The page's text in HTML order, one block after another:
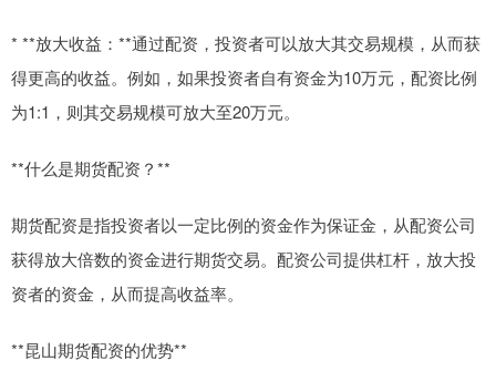
* **放大收益：**通过配资，投资者可以放大其交易规模，从而获
得更高的收益。例如，如果投资者自有资金为10万元，配资比例
为1:1，则其交易规模可放大至20万元。
**什么是期货配资？**
期货配资是指投资者以一定比例的资金作为保证金，从配资公司
获得放大倍数的资金进行期货交易。配资公司提供杠杆，放大投
资者的资金，从而提高收益率。
**昆山期货配资的优势**